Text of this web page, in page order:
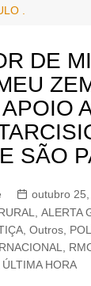
.
DE
SÃO
outubro
ALERTA
, Outros,
ÚLTIMA HORA